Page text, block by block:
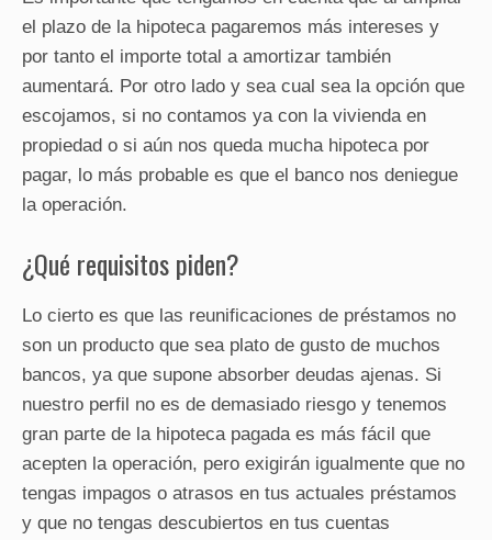
el plazo de la hipoteca pagaremos más intereses y
por tanto el importe total a amortizar también
aumentará. Por otro lado y sea cual sea la opción que
escojamos, si no contamos ya con la vivienda en
propiedad o si aún nos queda mucha hipoteca por
pagar, lo más probable es que el banco nos deniegue
la operación.
¿Qué requisitos piden?
Lo cierto es que las reunificaciones de préstamos no
son un producto que sea plato de gusto de muchos
bancos, ya que supone absorber deudas ajenas. Si
nuestro perfil no es de demasiado riesgo y tenemos
gran parte de la hipoteca pagada es más fácil que
acepten la operación, pero exigirán igualmente que no
tengas impagos o atrasos en tus actuales préstamos
y que no tengas descubiertos en tus cuentas